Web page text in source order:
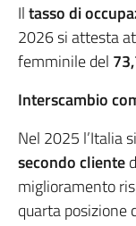
Iltasso di
2026 si attesta
femminile del
Interscambio
Nel 2025 l’Italia
secondo cliente
miglioramento
quarta posizione